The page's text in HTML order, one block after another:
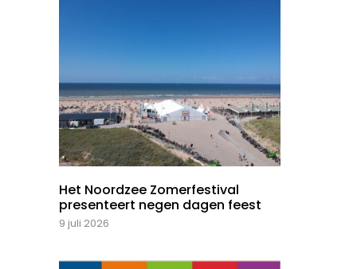
Het Noordzee Zomerfestival
presenteert negen dagen feest
9 juli 2026